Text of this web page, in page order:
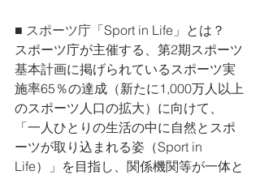
■ スポーツ庁 「Sport in Life」とは？
スポーツ庁が主催する、第2期スポーツ
基本計画に掲げられているスポーツ実
施率65％の達成（新たに1,000万人以上
のスポーツ人口の拡大）に向けて、
「一人ひとりの生活の中に自然とスポ
ーツが取り込まれる姿（Sport in
Life）」を目指し、関係機関等が一体と